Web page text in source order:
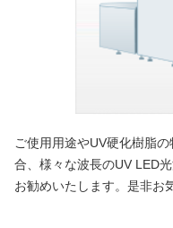
ご使用用途やUV硬化樹脂
合、様々な波長のUV LED
お勧めいたします。是非お